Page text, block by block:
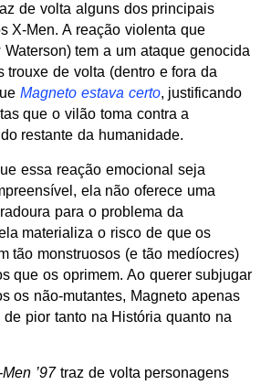
de volta alguns dos principais
X-Men. A reação violenta que
Waterson) tem a um ataque genocida
trouxe de volta (dentro e fora da
Magneto estava certo, justificando
que o vilão toma contra a
restante da humanidade.
essa reação emocional seja
ela não oferece uma
para o problema da
materializa o risco de que os
tão monstruosos (e tão medíocres)
que os oprimem. Ao querer subjugar
os não-mutantes, Magneto apenas
pior tanto na História quanto na
’97traz de volta personagens